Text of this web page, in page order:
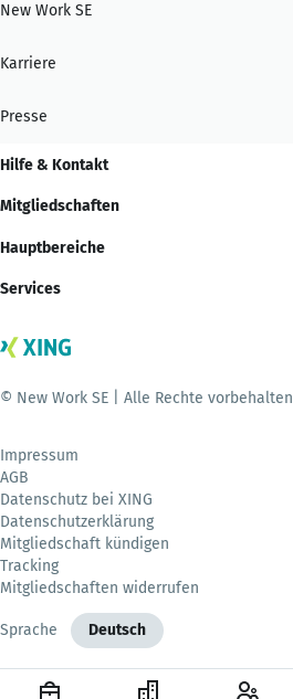
New Work SE
Karriere
Presse
Hilfe & Kontakt
Mitgliedschaften
Hauptbereiche
Services
© New Work SE | Alle Rechte vorbehalten
Impressum
AGB
Datenschutz bei XING
Datenschutzerklärung
Mitgliedschaft kündigen
Tracking
Mitgliedschaften widerrufen
Sprache Deutsch